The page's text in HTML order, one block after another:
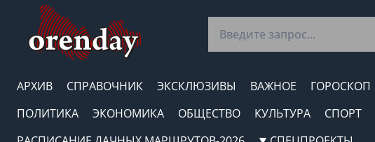
АРХИВ СПРАВОЧНИК ЭКСКЛЮЗИВЫ ВАЖНОЕ ГОРОСКОП
ПОЛИТИКА
ЭКОНОМИКА ОБЩЕСТВО КУЛЬТУРА СПОРТ